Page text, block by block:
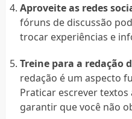
Aproveite as redes
fóruns de discussão
trocar experiências e
Treine para a redação
redação é um aspecto
Praticar escrever
garantir que você não